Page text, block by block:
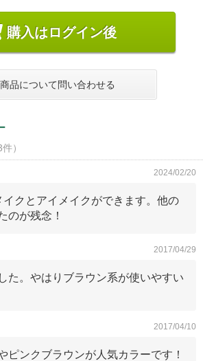
購入はログイン後
商品について問い合わせる
件）
2024/02/20
イクとアイメイクができます。他の
のが残念！
2017/04/29
た。やはりブラウン系が使いやすい
2017/04/10
ピンクブラウンが人気カラーです！